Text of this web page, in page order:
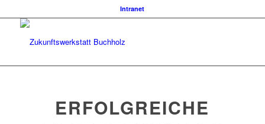
Intranet
ERFOLGREICHE